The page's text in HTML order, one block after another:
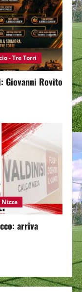
- Tre Torri
Giovanni Rovito
arriva